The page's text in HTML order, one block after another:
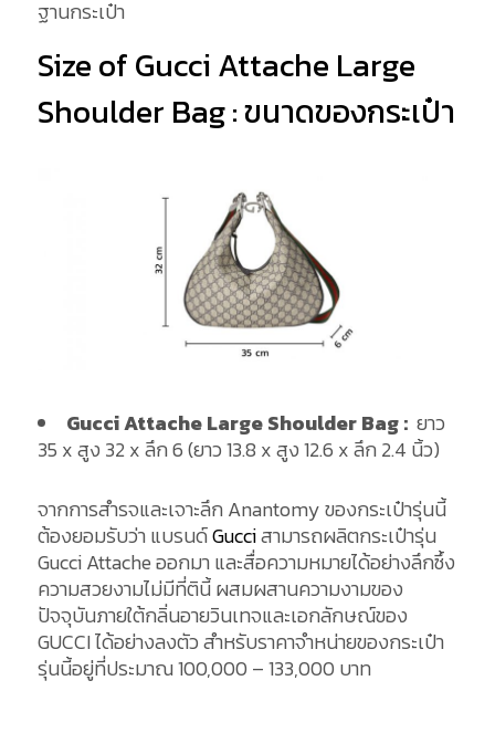
ฐานกระเป๋า
Size of Gucci Attache Large
Shoulder Bag : ขนาดของกระเป๋า
Gucci Attache Large Shoulder Bag : ยาว
35 x สูง 32 x ลึก 6 (ยาว 13.8 x สูง 12.6 x ลึก 2.4 นิ้ว)
จากการสำรจและเจาะลึก Anantomy ของกระเป๋ารุ่นนี้
ต้องยอมรับว่า แบรนด์Gucciสามารถผลิตกระเป๋ารุ่น
Gucci Attache ออกมา และสื่อความหมายได้อย่างลึกซึ้ง
ความสวยงามไม่มีที่ตินี้ ผสมผสานความงามของ
ปัจจุบันภายใต้กลิ่นอายวินเทจและเอกลักษณ์ของ
GUCCI ได้อย่างลงตัว สำหรับราคาจำหน่ายของกระเป๋า
รุ่นนี้อยู่ที่ประมาณ 100,000 – 133,000 บาท